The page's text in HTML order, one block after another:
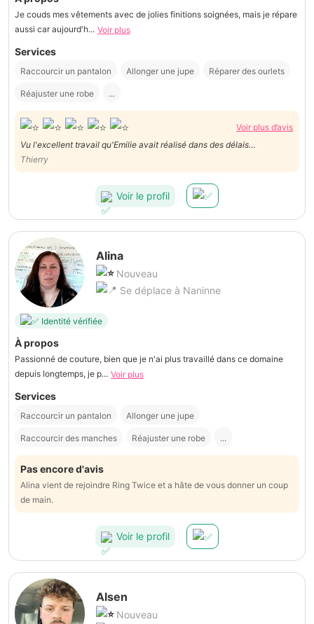
Je couds mes vêtements avec de jolies finitions soignées, mais je répare
aussi car aujourd'h... Voir plus
Services
Raccourcir un pantalon Allonger une jupe Réparer des ourlets
Réajuster une robe ...
Voir plus d’avis
Vu l'excellent travail qu'Emilie avait réalisé dans des délais
raisonnables et pour un prix tout aussi raisonnable, je ne pouvais que
me tourner à nouveau vers elle, vu qu'elle est affable et
Thierry
Voir le profil
Alina
Nouveau
Se déplace à Naninne
Identité vérifiée
À propos
Passionné de couture, bien que je n'ai plus travaillé dans ce domaine
depuis longtemps, je p... Voir plus
Services
Raccourcir un pantalon Allonger une jupe
Raccourcir des manches Réajuster une robe ...
Pas encore d'avis
Alina vient de rejoindre Ring Twice et a hâte de vous donner un coup
de main.
Voir le profil
Alsen
Nouveau